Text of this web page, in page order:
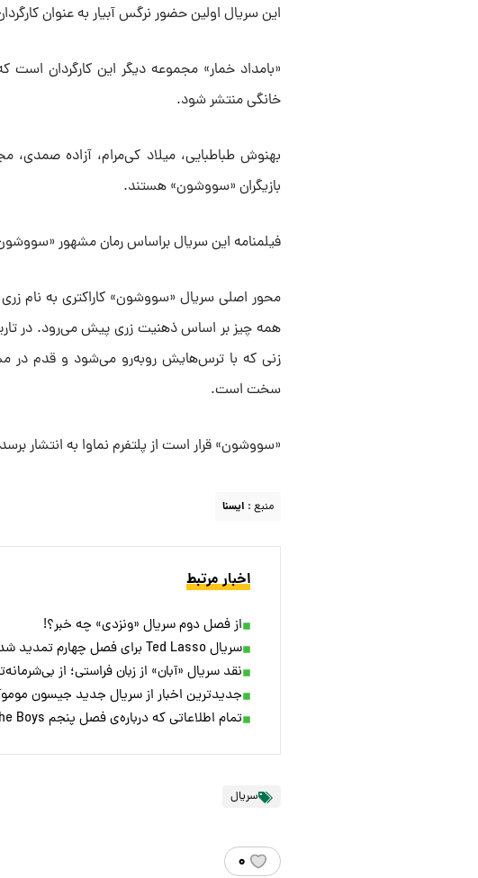
این سریال اولین حضور نرگس آبیار به‌ عنوان
«بامداد خمار» مجموعه دیگر این کارگردان
خانگی منتشر شود.
بهنوش طباطبایی، میلاد کی‌مرام، آزاده صمدی،
بازیگران «سووشون» هستند.
فیلمنامه این سریال براساس رمان مشهور
محور اصلی سریال «سووشون» کاراکتری به نام
همه‌ چیز بر اساس ذهنیت زری پیش می‌رود. در
زنی که با ترس‌هایش روبه‌رو می‌شود و قدم در
سخت است.
«سووشون» قرار است از پلتفرم نماوا به انتشار
منبع : ايسنا
اخبار مرتبط
از فصل دوم سریال «ونزدی» چه خبر؟!
سریال Ted Lasso برای فصل چهارم تمدید شد
نقد سریال «آبان» از زبان فراستی؛ از
جدیدترین اخبار از سریال جدید جیسون
تمام اطلاعاتی که درباره‌ی فصل پنجم The Boys داریم
سریال
۰